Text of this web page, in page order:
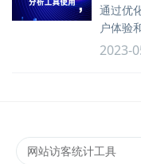
通过优
户体验
优化网
2023-